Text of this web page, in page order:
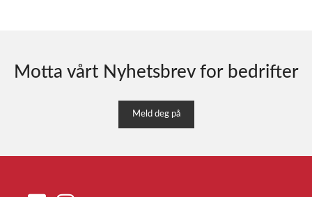
Motta vårt Nyhetsbrev for bedrifter
Meld deg på